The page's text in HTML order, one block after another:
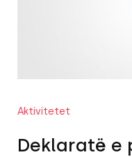
Aktivitetet
Deklaratë e